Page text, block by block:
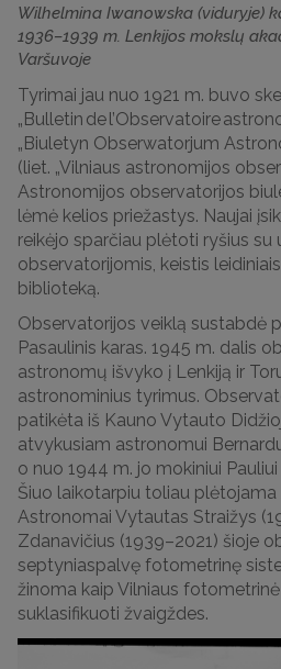
Wilhelmina Iwanowska (viduryje)
1936–1939 m. Lenkijos mokslų
Varšuvoje
Tyrimai jau nuo 1921 m. buvo
„Bulletin de l’Observatoire
„Biuletyn Obserwatorjum
(liet. „Vilniaus astronomijos
Astronomijos observatorijos
lėmė kelios priežastys. Naujai
reikėjo sparčiau plėtoti ryšius su
observatorijomis, keistis
biblioteką.
Observatorijos veiklą sustabdė
Pasaulinis karas. 1945 m. dalis
astronomų išvyko į Lenkiją ir
astronominius tyrimus.
patikėta iš Kauno Vytauto
atvykusiam astronomui
o nuo 1944 m. jo mokiniui Pauliui
Šiuo laikotarpiu toliau
Astronomai Vytautas Straižys
Zdanavičius (1939–2021) šioje
septyniaspalvę fotometrinę
žinoma kaip Vilniaus
suklasifikuoti žvaigždes.